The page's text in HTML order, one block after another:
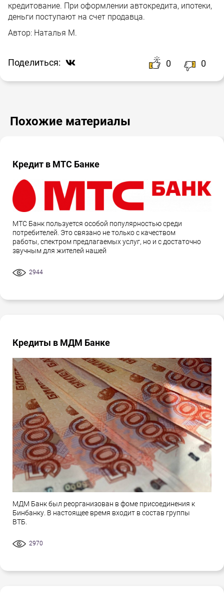
кредитование. При оформлении автокредита, ипотеки,
деньги поступают на счет продавца.
Автор: Наталья М.
Поделиться: 0 0
Похожие материалы
Кредит в МТС Банке
МТС Банк пользуется особой популярностью среди
потребителей. Это связано не только с качеством
работы, спектром предлагаемых услуг, но и с достаточно
звучным для жителей нашей
2944
Кредиты в МДМ Банке
МДМ Банк был реорганизован в фоме присоединения к
Бинбанку. В настоящее время входит в состав группы
ВТБ.
2970